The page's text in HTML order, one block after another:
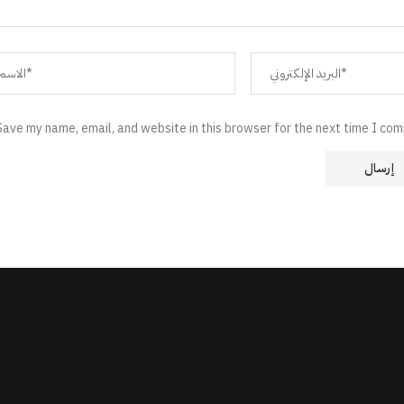
my name, email, and website in this browser for the next time I